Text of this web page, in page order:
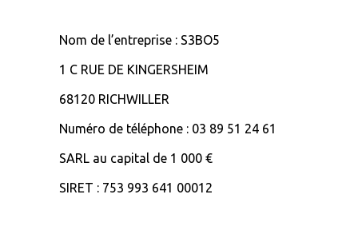
Nom de l’entreprise : S3BO5
1 C RUE DE KINGERSHEIM
68120 RICHWILLER
Numéro de téléphone : 03 89 51 24 61
SARL au capital de 1 000 €
SIRET : 753 993 641 00012